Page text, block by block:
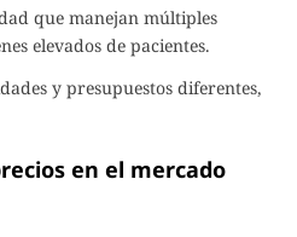
que manejan múltiples
elevados de pacientes.
y presupuestos diferentes,
en el mercado